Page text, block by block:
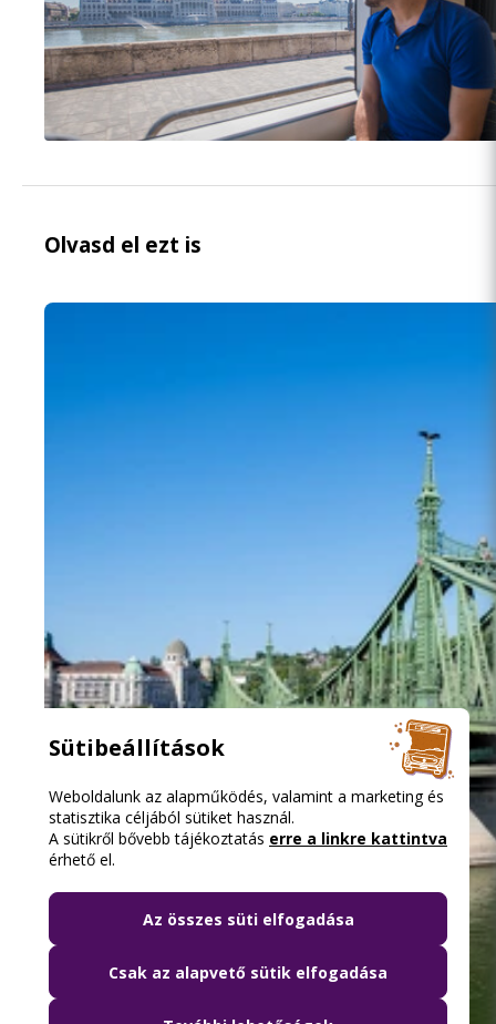
Olvasd el ezt is
Sütibeállítások
Weboldalunk az alapműködés, valamint a marketing és
statisztika céljából sütiket használ.
A sütikről bővebb tájékoztatás erre a linkre kattintva
érhető el.
Az összes süti elfogadása
Csak az alapvető sütik elfogadása